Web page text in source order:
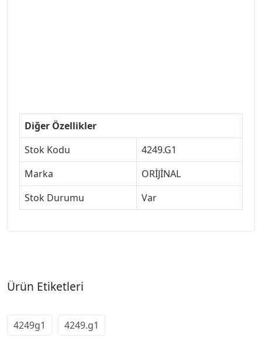
Diğer Özellikler
Stok Kodu
4249.G1
Marka
ORİJİNAL
Stok Durumu
Var
Ürün Etiketleri
4249g1 4249.g1